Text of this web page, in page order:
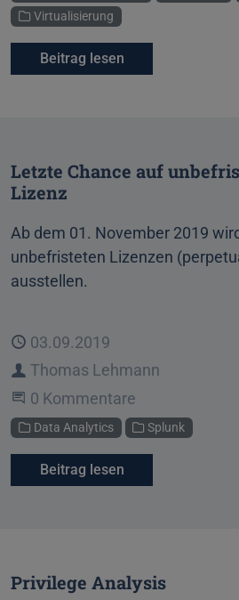
Virtualisierung
Beitrag lesen
Letzte Chance auf
Lizenz
Ab dem 01. November 2019
unbefristeten Lizenzen
ausstellen.
Veröffentlicht
03.09.2019
Autor
Thomas Lehmann
Beginne eine Unterhaltung
0 Kommentare
Kategorien
Data Analytics Splunk
Beitrag lesen
Privilege Analysis